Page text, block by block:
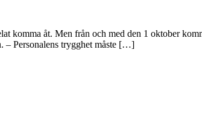
komma åt. Men från och med den 1 oktober
– Personalens trygghet måste […]